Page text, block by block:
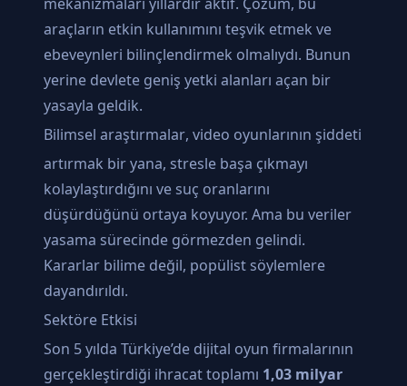
araçların etkin kullanımını teşvik etmek ve
ebeveynleri bilinçlendirmek olmalıydı. Bunun
yerine devlete geniş yetki alanları açan bir
yasayla geldik.
Bilimsel araştırmalar, video oyunlarının şiddeti
artırmak bir yana, stresle başa çıkmayı
kolaylaştırdığını ve suç oranlarını
düşürdüğünü ortaya koyuyor. Ama bu veriler
yasama sürecinde görmezden gelindi.
Kararlar bilime değil, popülist söylemlere
dayandırıldı.
Sektöre Etkisi
Son 5 yılda Türkiye’de dijital oyun firmalarının
gerçekleştirdiği ihracat toplamı 1,03 milyar